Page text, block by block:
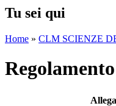
Tu sei qui
Home » CLM SCIENZE